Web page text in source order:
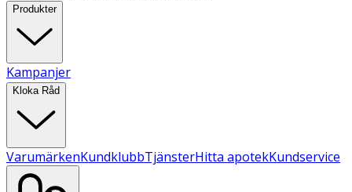
Produkter
Kampanjer
Kloka Råd
VarumärkenKundklubbTjänsterHitta apotekKundservice